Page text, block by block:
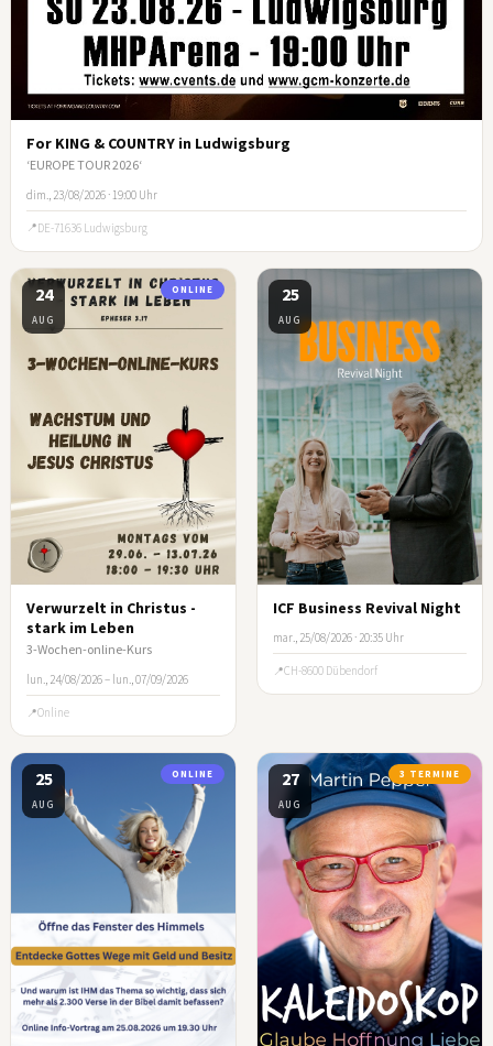
For KING & COUNTRY in Ludwigsburg
‘EUROPE TOUR 2026‘
dim., 23/08/2026 · 19:00 Uhr
DE-71636 Ludwigsburg
24
AUG
ONLINE
Verwurzelt in Christus -
stark im Leben
3-Wochen-online-Kurs
lun., 24/08/2026 – lun., 07/09/2026
Online
25
AUG
ICF Business Revival Night
mar., 25/08/2026 · 20:35 Uhr
CH-8600 Dübendorf
25
AUG
ONLINE 27
AUG
3 TERMINE